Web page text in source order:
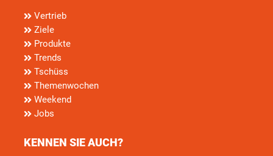
Vertrieb
Ziele
Produkte
Trends
Tschüss
Themenwochen
Weekend
Jobs
KENNEN SIE AUCH?